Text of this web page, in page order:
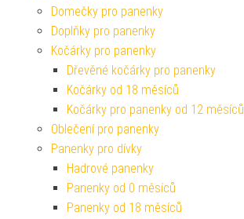
Domečky pro panenky
Doplňky pro panenky
Kočárky pro panenky
Dřevěné kočárky pro panenky
Kočárky od 18 měsíců
Kočárky pro panenky od 12 měsíců
Oblečení pro panenky
Panenky pro dívky
Hadrové panenky
Panenky od 0 měsíců
Panenky od 18 měsíců